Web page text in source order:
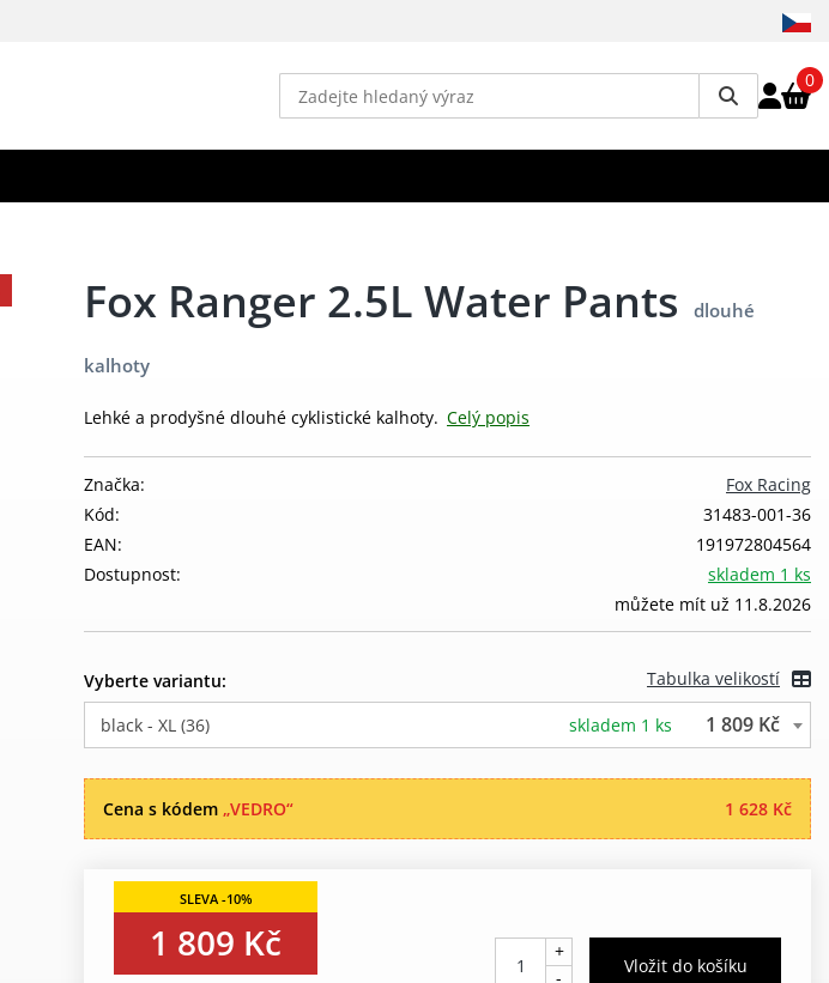
0
Fox Ranger 2.5L Water Pants dlouhé
kalhoty
Lehké a prodyšné dlouhé cyklistické kalhoty. Celý popis
Fox Racing
Značka:
31483-001-36
Kód:
191972804564
EAN:
skladem 1 ks
můžete mít už 11.8.2026
Dostupnost:
Vyberte variantu: Tabulka velikostí
black - XL (36) skladem 1 ks 1 809 Kč
1 628 Kč
Cena s kódem „VEDRO“
1 809 Kč
+
-